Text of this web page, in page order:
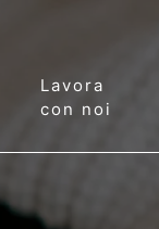
Lavora
con noi